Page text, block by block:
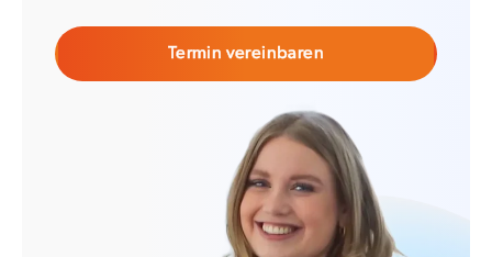
Termin vereinbaren